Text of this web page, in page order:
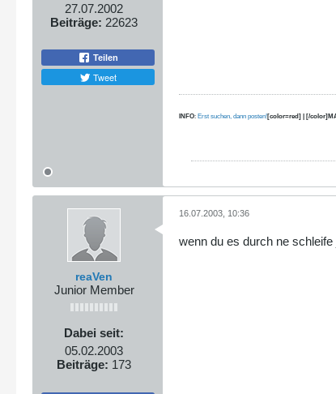
27.07.2002
Beiträge: 22623
Teilen
Tweet
INFO: Erst suchen, dann posten![color=red] | [/
reaVen
Junior Member
Dabei seit:
05.02.2003
Beiträge: 173
16.07.2003, 10:36
wenn du es durch ne